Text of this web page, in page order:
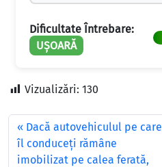
Dificultate Întrebare:
UȘOARĂ
Vizualizări: 130
Dacă autovehiculul pe care
îl conduceţi rămâne
imobilizat pe calea ferată,